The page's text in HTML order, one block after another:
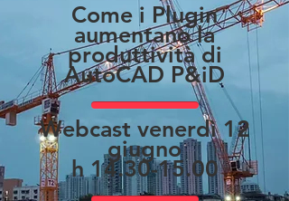
Come i Plugin
aumentano la
produttività di
AutoCAD P&iD
Webcast venerdì 12
giugno
h 14.30-15.00